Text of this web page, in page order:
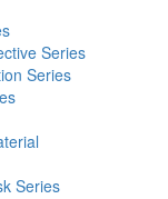
Series
Series
Series